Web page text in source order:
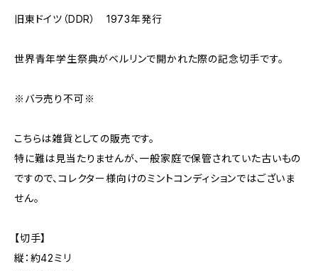
旧東ドイツ（DDR） 1973年発行
世界青年学生祭典がベルリンで開かれた際の記念切手です。
※バラ売り不可※
こちらは雑貨としての販売です。
特に難は見当たりませんが、一般家庭で保管されていた古いもの
ですので、コレクター様向けのミントコンディションではございま
せん。
【切手】
縦：約42ミリ